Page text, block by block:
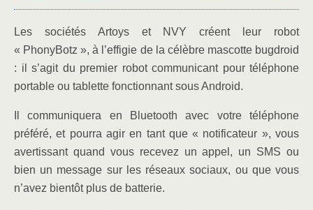
Les sociétés Artoys et NVY créent leur robot
« PhonyBotz », à l’effigie de la célèbre mascotte bugdroid
: il s’agit du premier robot communicant pour téléphone
portable ou tablette fonctionnant sous Android.
Il communiquera en Bluetooth avec votre téléphone
préféré, et pourra agir en tant que « notificateur », vous
avertissant quand vous recevez un appel, un SMS ou
bien un message sur les réseaux sociaux, ou que vous
n’avez bientôt plus de batterie.